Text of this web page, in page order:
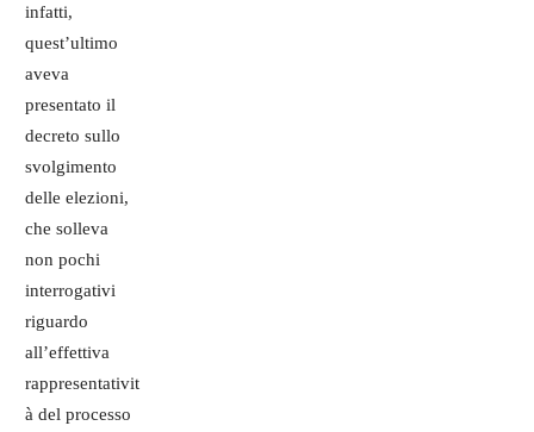
infatti,
quest’ultimo
aveva
presentato il
decreto sullo
svolgimento
delle elezioni,
che solleva
non pochi
interrogativi
riguardo
all’effettiva
rappresentativit
à del processo